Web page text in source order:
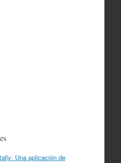
Una aplicación de